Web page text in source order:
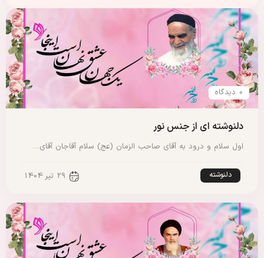
0 دیدگاه
دلنوشته ای از جنس نور
اول سلام و درود به آقای صاحب الزمان (عج) سلام آقاجان آقای…
دلنوشته 29 تیر 1404